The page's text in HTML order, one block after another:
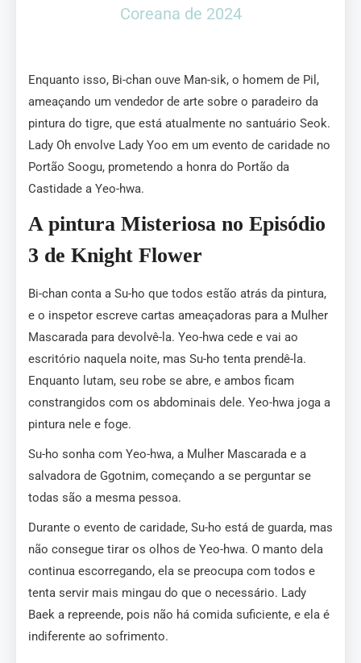
Coreana de 2024
Enquanto isso, Bi-chan ouve Man-sik, o homem de Pil,
ameaçando um vendedor de arte sobre o paradeiro da
pintura do tigre, que está atualmente no santuário Seok.
Lady Oh envolve Lady Yoo em um evento de caridade no
Portão Soogu, prometendo a honra do Portão da
Castidade a Yeo-hwa.
A pintura Misteriosa no Episódio
3 de Knight Flower
Bi-chan conta a Su-ho que todos estão atrás da pintura,
e o inspetor escreve cartas ameaçadoras para a Mulher
Mascarada para devolvê-la. Yeo-hwa cede e vai ao
escritório naquela noite, mas Su-ho tenta prendê-la.
Enquanto lutam, seu robe se abre, e ambos ficam
constrangidos com os abdominais dele. Yeo-hwa joga a
pintura nele e foge.
Su-ho sonha com Yeo-hwa, a Mulher Mascarada e a
salvadora de Ggotnim, começando a se perguntar se
todas são a mesma pessoa.
Durante o evento de caridade, Su-ho está de guarda, mas
não consegue tirar os olhos de Yeo-hwa. O manto dela
continua escorregando, ela se preocupa com todos e
tenta servir mais mingau do que o necessário. Lady
Baek a repreende, pois não há comida suficiente, e ela é
indiferente ao sofrimento.